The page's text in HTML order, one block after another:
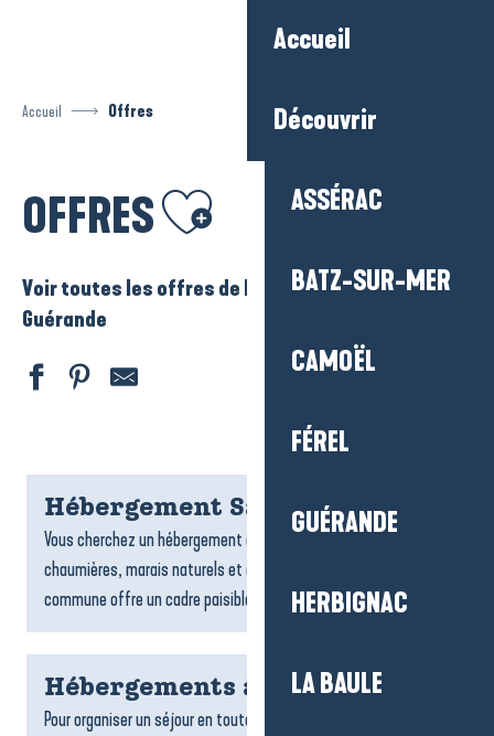
Accueil
Découvrir
ASSÉRAC
BATZ-SUR-MER
CAMOËL
FÉREL
GUÉRANDE
HERBIGNAC
LA BAULE
Accueil Offres
OFFRES Ajouter aux favoris
Voir toutes les offres de La Baule – Presqu’ile de
Guérande
Hébergement Saint-Lyphard
Vous cherchez un hébergement à Saint-Lyphard ? Entre
chaumières, marais naturels et ambiance briéronne, la
commune offre un cadre paisible pour un séjour ressourçant....
Hébergements accessibles
Pour organiser un séjour en toute tranquillité, on vous propose